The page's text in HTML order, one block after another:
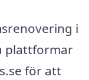
i
plattformar
för att